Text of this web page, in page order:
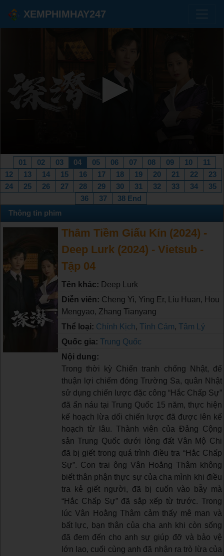
XEMPHIMHAY247
01 02 03 04 05 06 07 08 09 10
11
12
13 14 15 16 17 18 19 20 21 22
23
24
25 26 27 28 29 30 31 32 33 34
35
36
37
38 End
Thông tin phim
Thâm Tiềm Giấu Kín (2024) -
Deep Lurk (2024) - Vietsub -
Tập 04
Tên khác: Deep Lurk
Diễn viên: Cheng Yi, Ying Er, Liu Huan, Hou
Mengyao, Zhang Tianyang
Thể loại: Chính Kịch, Tình Cảm, Tâm Lý
Quốc gia: Trung Quốc
Nội dung:
Trong thời kỳ Chiến tranh chống Nhật, để
thuận lợi chiếm đóng Trường Sa, quân Nhật
sử dụng chiến lược đặc công “Hắc Chấp Sự”
đã ẩn náu tại Trung Quốc 15 năm, thực hiện
kế hoạch lừa dối chiến lược đã được lên kế
hoạch từ lâu. Thành viên của Đảng Cộng
sản Trung Quốc dưới lòng đất Vân Mộ Chi
đã bị giết trong quá trình điều tra “Hắc Chấp
Sự”. Con trai ông Vân Hoằng Thâm không
biết thân phận thực sự của cha mình khi điều
tra kẻ giết người, đã bị cuốn vào bẫy mà
“Hắc Chấp Sự” đã sắp xếp từ trước. Trong
lúc Vân Hoằng Thâm cảm thấy mê man và
bất lực, bạn thân của cha anh khi còn sống
đã đem đến cho anh sự giúp đỡ và bảo vệ
lớn lao, cuối cùng anh đã nhận ra trò lừa của